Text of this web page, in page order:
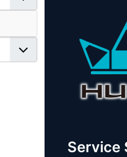
Service